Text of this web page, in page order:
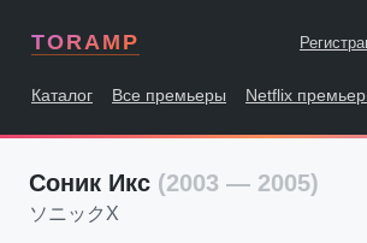
TORAMP
Каталог Все премьеры Netflix
Соник Икс (2003 — 2005)
ソニックX